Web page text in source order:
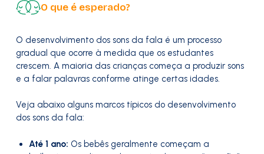
O que é esperado?
O desenvolvimento dos sons da fala é um processo
gradual que ocorre à medida que os estudantes
crescem. A maioria das crianças começa a produzir sons
e a falar palavras conforme atinge certas idades.
Veja abaixo alguns marcos típicos do desenvolvimento
dos sons da fala:
Até 1 ano: Os bebês geralmente começam a